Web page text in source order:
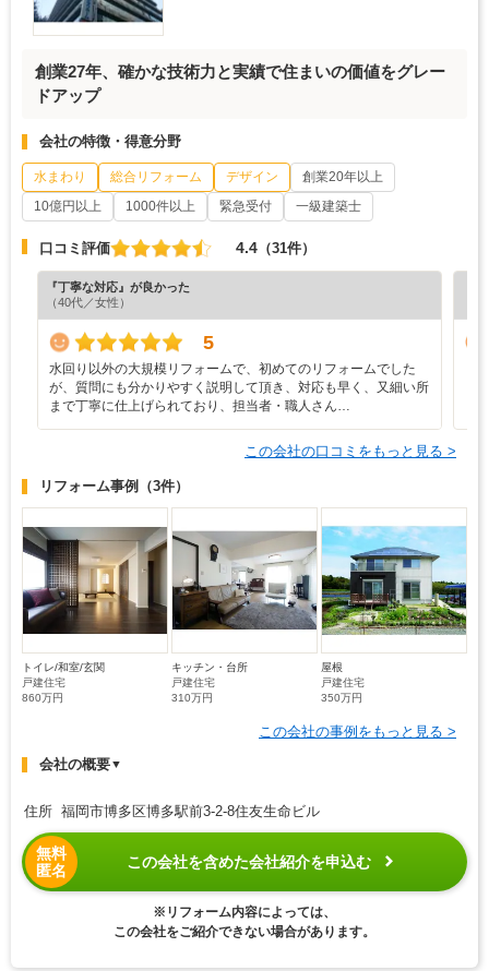
創業27年、確かな技術力と実績で住まいの価値をグレー
ドアップ
会社の特徴・得意分野
水まわり 総合リフォーム デザイン
創業20年以上
10億円以上
1000件以上 緊急受付 一級建築士
口コミ評価 4.4 （31件）
『丁寧な対応』が良かった
（40代／女性）
5
水回り以外の大規模リフォームで、初めてのリフォームでした
が、質問にも分かりやすく説明して頂き、対応も早く、又細い所
まで丁寧に仕上げられており、担当者・職人さん…
この会社の口コミをもっと見る >
リフォーム事例 （3件）
トイレ/和室/玄関
戸建住宅
860万円
キッチン・台所
戸建住宅
310万円
屋根
戸建住宅
350万円
この会社の事例をもっと見る >
会社の概要▼
住所 福岡市博多区博多駅前3-2-8住友生命ビル
無料
匿名
この会社を含めた会社紹介を申込む
※リフォーム内容によっては、
この会社をご紹介できない場合があります。